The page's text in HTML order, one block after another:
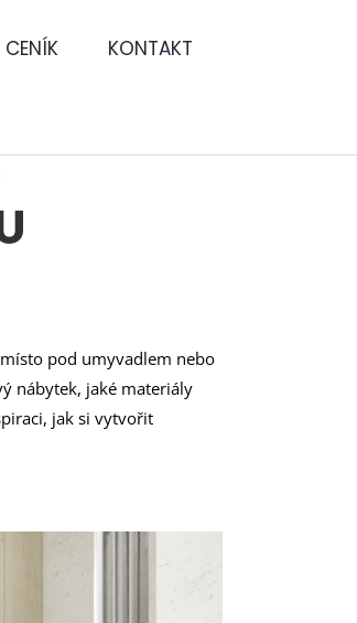
CENÍK KONTAKT
pod umyvadlem nebo
nábytek, jaké materiály
jak si vytvořit